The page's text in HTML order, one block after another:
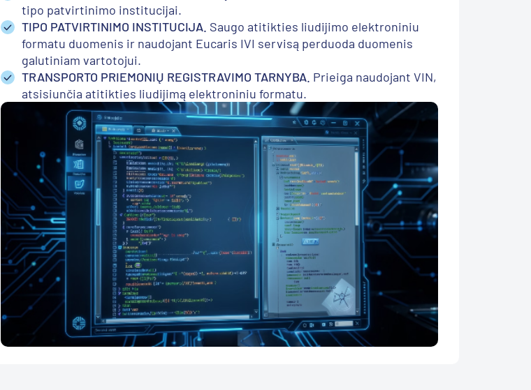
tipo patvirtinimo institucijai.
TIPO PATVIRTINIMO INSTITUCIJA. Saugo atitikties liudijimo elektroniniu
formatu duomenis ir naudojant Eucaris IVI servisą perduoda duomenis
galutiniam vartotojui.
TRANSPORTO PRIEMONIŲ REGISTRAVIMO TARNYBA. Prieiga naudojant VIN,
atsisiunčia atitikties liudijimą elektroniniu formatu.